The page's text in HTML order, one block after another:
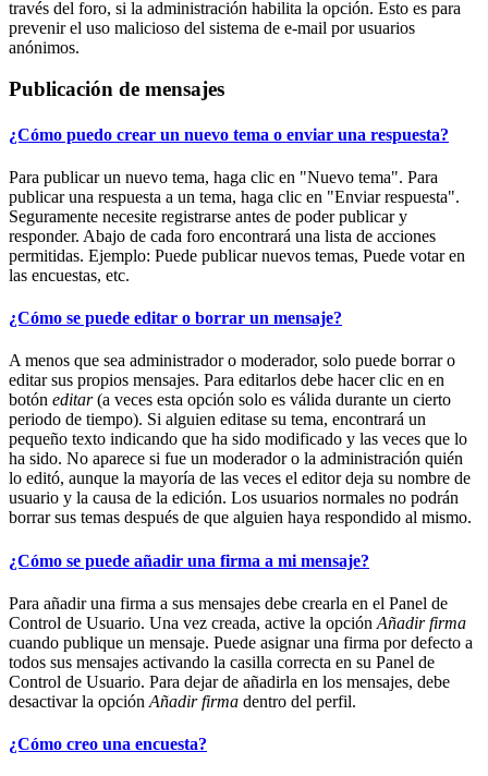
través del foro, si la administración habilita la opción. Esto es para
prevenir el uso malicioso del sistema de e-mail por usuarios
anónimos.
Publicación de mensajes
¿Cómo puedo crear un nuevo tema o enviar una respuesta?
Para publicar un nuevo tema, haga clic en "Nuevo tema". Para
publicar una respuesta a un tema, haga clic en "Enviar respuesta".
Seguramente necesite registrarse antes de poder publicar y
responder. Abajo de cada foro encontrará una lista de acciones
permitidas. Ejemplo: Puede publicar nuevos temas, Puede votar en
las encuestas, etc.
¿Cómo se puede editar o borrar un mensaje?
A menos que sea administrador o moderador, solo puede borrar o
editar sus propios mensajes. Para editarlos debe hacer clic en en
botón editar(a veces esta opción solo es válida durante un cierto
periodo de tiempo). Si alguien editase su tema, encontrará un
pequeño texto indicando que ha sido modificado y las veces que lo
ha sido. No aparece si fue un moderador o la administración quién
lo editó, aunque la mayoría de las veces el editor deja su nombre de
usuario y la causa de la edición. Los usuarios normales no podrán
borrar sus temas después de que alguien haya respondido al mismo.
¿Cómo se puede añadir una firma a mi mensaje?
Para añadir una firma a sus mensajes debe crearla en el Panel de
Control de Usuario. Una vez creada, active la opción Añadir firma
cuando publique un mensaje. Puede asignar una firma por defecto a
todos sus mensajes activando la casilla correcta en su Panel de
Control de Usuario. Para dejar de añadirla en los mensajes, debe
desactivar la opción Añadir firma dentro del perfil.
¿Cómo creo una encuesta?